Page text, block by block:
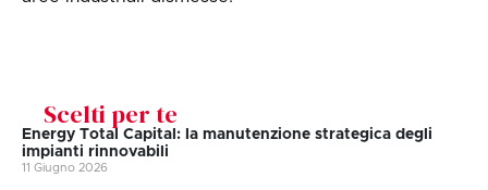
Scelti per te
Energy Total Capital: la manutenzione strategica degli
impianti rinnovabili
11 Giugno 2026